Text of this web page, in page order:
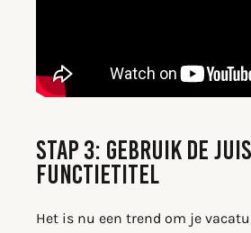
STAP 3: GEBRUIK DE
FUNCTIETITEL
Het is nu een trend om je